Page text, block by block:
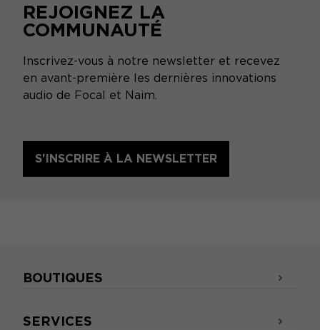
REJOIGNEZ LA
COMMUNAUTÉ
Inscrivez-vous à notre newsletter et recevez
en avant-première les dernières innovations
audio de Focal et Naim.
S'INSCRIRE À LA NEWSLETTER
BOUTIQUES
SERVICES